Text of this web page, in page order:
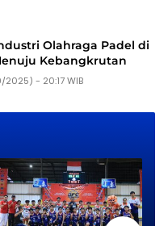
Olahraga Padel di
Kebangkrutan
- 20:17 WIB